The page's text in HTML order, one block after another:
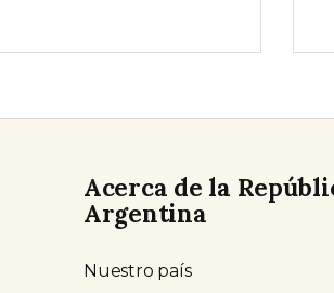
Acerca de la
Argentina
Nuestro país